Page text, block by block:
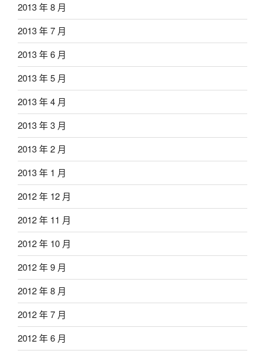
2013 年 8 月
2013 年 7 月
2013 年 6 月
2013 年 5 月
2013 年 4 月
2013 年 3 月
2013 年 2 月
2013 年 1 月
2012 年 12 月
2012 年 11 月
2012 年 10 月
2012 年 9 月
2012 年 8 月
2012 年 7 月
2012 年 6 月